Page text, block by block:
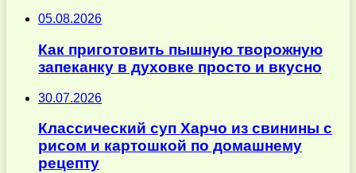
05.08.2026
Как приготовить пышную творожную
запеканку в духовке просто и вкусно
30.07.2026
Классический суп Харчо из свинины с
рисом и картошкой по домашнему
рецепту